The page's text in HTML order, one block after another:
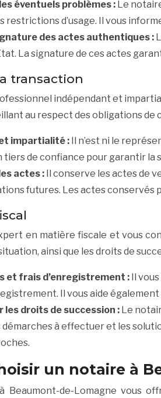
éventuels problèmes : Le
restrictions d’usage. Il vous
des actes authentiques :
La signature de ces actes
transaction
indépendant et
au respect des obligations
impartialité : Il n’est ni le
tiers de confiance pour garantir la
actes : Il conserve les actes de
futures. Les actes
en matière fiscale et vous
ainsi que les droits de
et frais d’enregistrement : Il
Il vous aide
droits de succession : Le
à effectuer et les
un notaire à
Beaumont-de-Lomagne vous